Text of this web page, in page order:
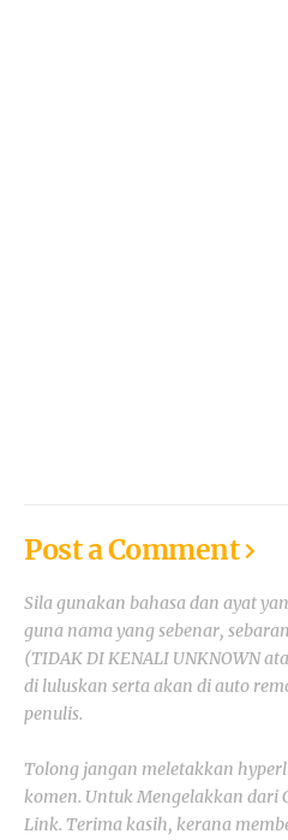
Post a Comment
Sila gunakan bahasa dan ayat
guna nama yang sebenar,
(TIDAK DI KENALI UNKNOWN
di luluskan serta akan di auto
penulis.
Tolong jangan meletakkan
komen. Untuk Mengelakkan dari
Link. Terima kasih, kerana